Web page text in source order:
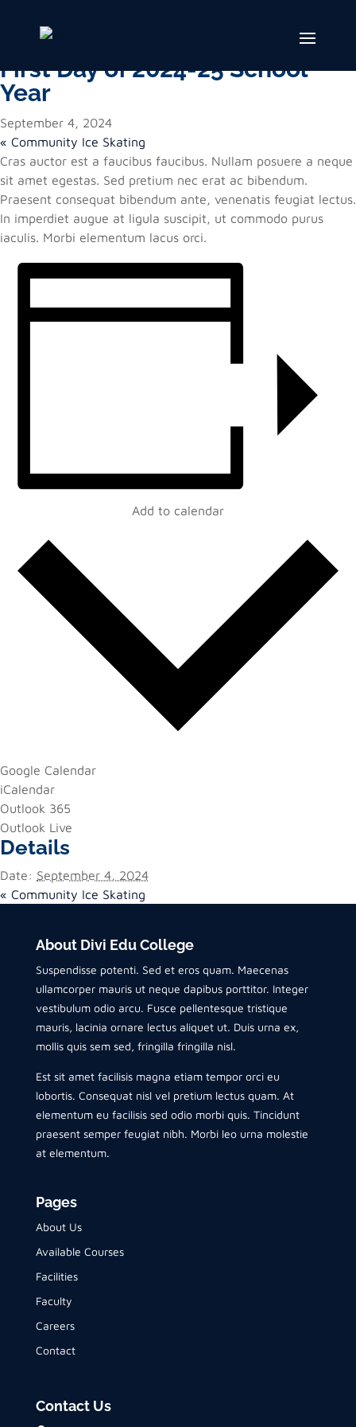
« All Events
First Day of 2024-25 School
Year
September 4, 2024
« Community Ice Skating
Cras auctor est a faucibus faucibus. Nullam posuere a neque
sit amet egestas. Sed pretium nec erat ac bibendum.
Praesent consequat bibendum ante, venenatis feugiat lectus.
In imperdiet augue at ligula suscipit, ut commodo purus
iaculis. Morbi elementum lacus orci.
Add to calendar
Google Calendar
iCalendar
Outlook 365
Outlook Live
Details
Date: September 4, 2024
« Community Ice Skating
About Divi Edu College
Suspendisse potenti. Sed et eros quam. Maecenas
ullamcorper mauris ut neque dapibus porttitor. Integer
vestibulum odio arcu. Fusce pellentesque tristique
mauris, lacinia ornare lectus aliquet ut. Duis urna ex,
mollis quis sem sed, fringilla fringilla nisl.
Est sit amet facilisis magna etiam tempor orci eu
lobortis. Consequat nisl vel pretium lectus quam. At
elementum eu facilisis sed odio morbi quis. Tincidunt
praesent semper feugiat nibh. Morbi leo urna molestie
at elementum.
Pages
About Us
Available Courses
Facilities
Faculty
Careers
Contact
Contact Us